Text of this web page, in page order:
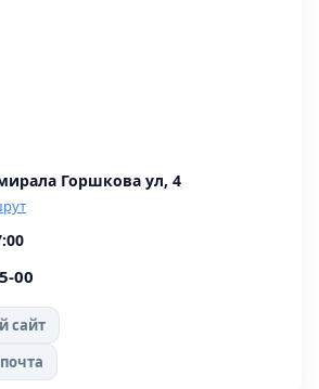
Горшкова ул, 4
00
сайт